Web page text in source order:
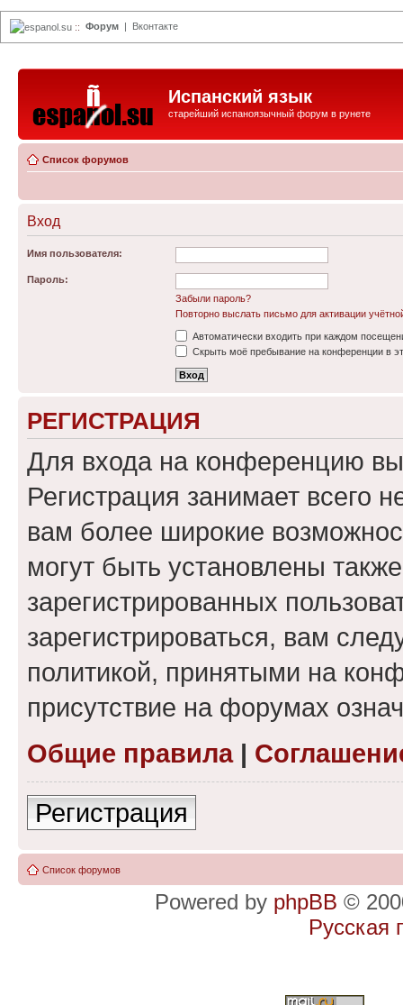
espanol.su :: Форум | Вконтакте
Испанский язык
старейший испаноязычный форум в рунете
Список форумов
Вход
Имя пользователя:
Пароль:
Забыли пароль?
Повторно выслать письмо для активации
Автоматически входить при каждом
Скрыть моё пребывание на конференции в
РЕГИСТРАЦИЯ
Для входа на конференцию
Регистрация занимает всего
вам более широкие
могут быть установлены
зарегистрированных
зарегистрироваться, вам
политикой, принятыми на
присутствие на форумах
Общие правила|
Регистрация
Список форумов
Powered by phpBB ©
Русская